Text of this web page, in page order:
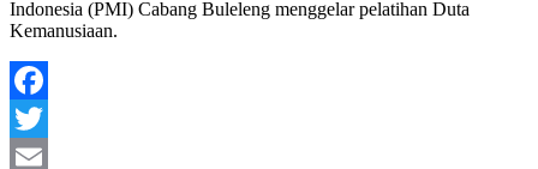
Indonesia (PMI) Cabang Buleleng menggelar pelatihan Duta
Kemanusiaan.
Facebook
Twitter